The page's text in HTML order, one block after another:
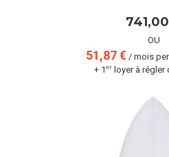
OU
51,87 €/ mois
+ 1er loyer à régler